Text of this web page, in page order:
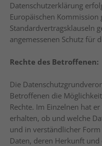
Datenschutzerklärung
Europäischen Kommission
Standardvertragsklauseln
angemessenen Schutz für
Rechte des Betroffenen:
Die
Betroffenen die
Rechte. Im Einzelnen hat
erhalten, ob und welche
und in verständlicher
Daten, deren Herkunft